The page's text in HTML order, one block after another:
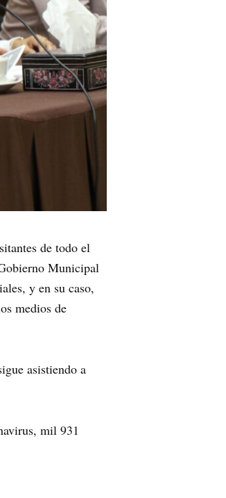
de todo el
Municipal
y en su caso,
medios de
asistiendo a
mil 931